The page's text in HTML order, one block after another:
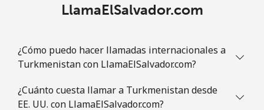
LlamaElSalvador.com
¿Cómo puedo hacer llamadas internacionales a
Turkmenistan con LlamaElSalvador.com?
¿Cuánto cuesta llamar a Turkmenistan desde
EE. UU. con LlamaElSalvador.com?